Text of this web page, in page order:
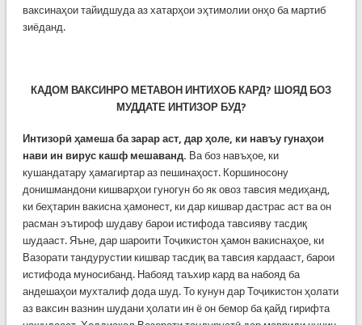
ваксинаҳои тайидшуда аз хатарҳои эҳтимолии онҳо ба мартиб
зиёданд.
КАДОМ ВАКСИНРО МЕТАВОН ИНТИХОБ КАРД? ШОЯД БОЗ
МУДДАТЕ ИНТИЗОР БУД?
Интизорӣ ҳамеша ба зарар аст, дар ҳоле, ки навъу гунаҳои
нави ин вирус кашф мешаванд. Ва боз навъҳое, ки
кушандатару ҳамагиртар аз пешинаҳост. Коршиносону
донишмандони кишварҳои гуногун бо як овоз тавсия медиҳанд,
ки беҳтарин вакисна ҳамонест, ки дар кишвар дастрас аст ва он
расман эътироф шудаву барои истифода тавсияву тасдиқ
шудааст. Яъне, дар шароити Тоҷикистон ҳамон вакиснаҳое, ки
Вазорати тандурустии кишвар тасдиқ ва тавсия кардааст, барои
истифода муносибанд. Набояд таъхир кард ва набояд ба
андешаҳои мухталиф дода шуд. То кунун дар Тоҷикистон ҳолати
аз ваксин вазнин шудани ҳолати ин ё он бемор ба қайд гирифта